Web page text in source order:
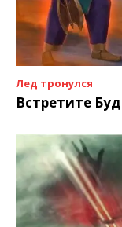
Лед тронулся
Встретите